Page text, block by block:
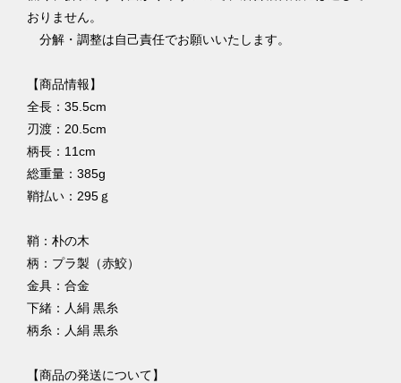
おりません。
分解・調整は自己責任でお願いいたします。
【商品情報】
全長：35.5cm
刃渡：20.5cm
柄長：11cm
総重量：385g
鞘払い：295ｇ
鞘：朴の木
柄：プラ製（赤鮫）
金具：合金
下緒：人絹 黒糸
柄糸：人絹 黒糸
【商品の発送について】